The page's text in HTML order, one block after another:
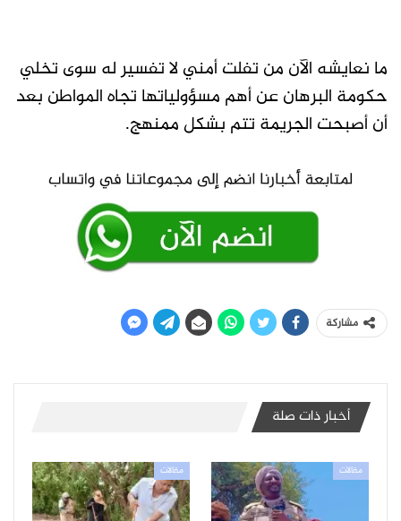
ما نعايشه الآن من تفلت أمني لا تفسير له سوى تخلي
حكومة البرهان عن أهم مسؤولياتها تجاه المواطن بعد
أن أصبحت الجريمة تتم بشكل ممنهج.
مشاركة
أخبار ذات صلة
مقالات مقالات